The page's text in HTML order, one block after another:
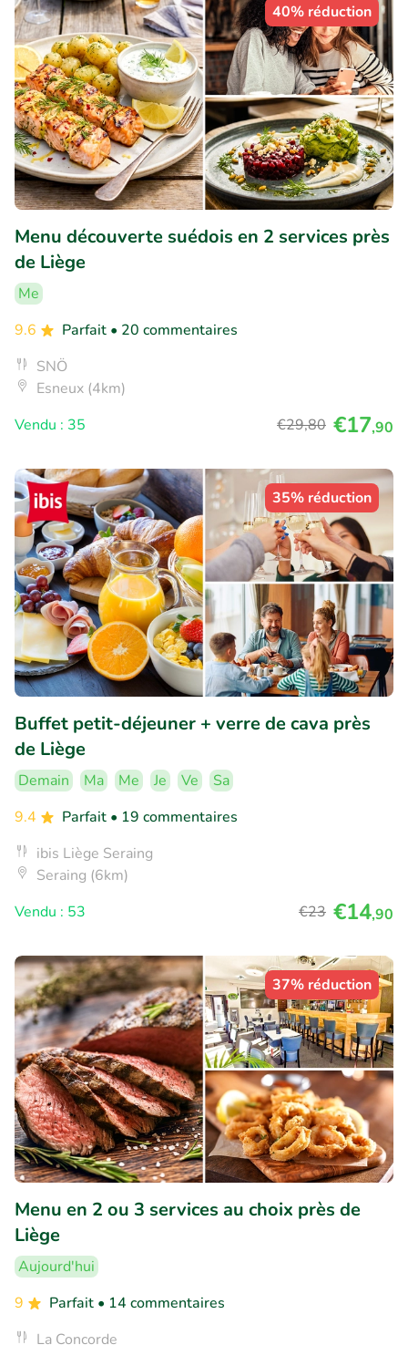
40% réduction
Menu découverte suédois en 2 services près
de Liège
Me
9.6
Parfait • 20 commentaires
SNÖ
Esneux (4km)
Vendu : 35
€29,80 €17,90
35% réduction
Buffet petit-déjeuner + verre de cava près
de Liège
Demain Ma Me Je Ve
Sa
9.4
Parfait • 19 commentaires
ibis Liège Seraing
Seraing (6km)
Vendu : 53
€23 €14,90
37% réduction
Menu en 2 ou 3 services au choix près de
Liège
Aujourd'hui
9
Parfait • 14 commentaires
La Concorde